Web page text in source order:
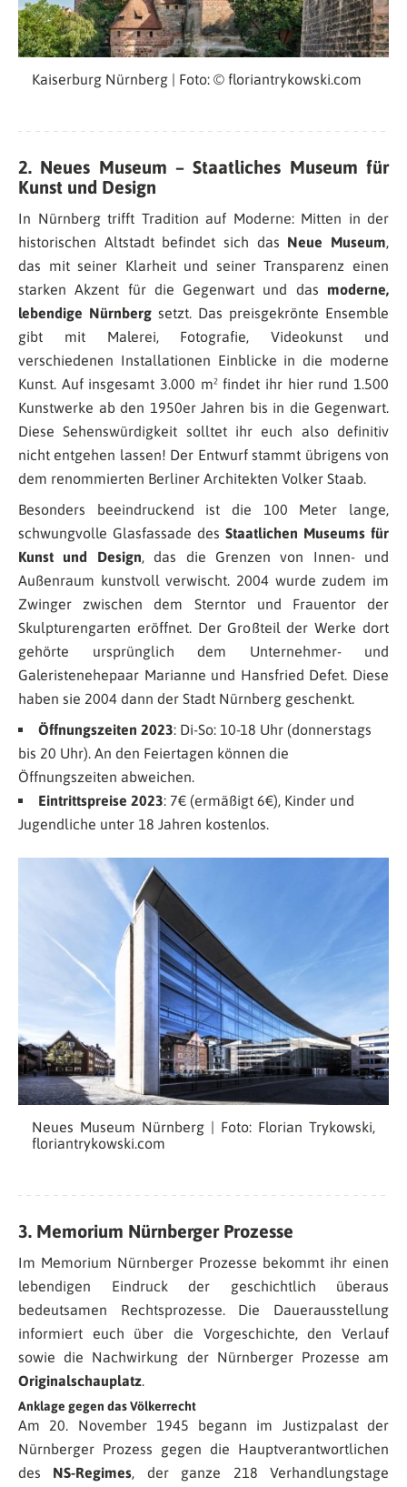
Kaiserburg Nürnberg | Foto: © floriantrykowski.com
2. Neues Museum – Staatliches Museum für
Kunst und Design
In Nürnberg trifft Tradition auf Moderne: Mitten in der
historischen Altstadt befindet sich das Neue Museum,
das mit seiner Klarheit und seiner Transparenz einen
starken Akzent für die Gegenwart und das moderne,
lebendige Nürnberg setzt. Das preisgekrönte Ensemble
gibt mit Malerei, Fotografie, Videokunst und
verschiedenen Installationen Einblicke in die moderne
Kunst. Auf insgesamt 3.000 m² findet ihr hier rund 1.500
Kunstwerke ab den 1950er Jahren bis in die Gegenwart.
Diese Sehenswürdigkeit solltet ihr euch also definitiv
nicht entgehen lassen! Der Entwurf stammt übrigens von
dem renommierten Berliner Architekten Volker Staab.
Besonders beeindruckend ist die 100 Meter lange,
schwungvolle Glasfassade des Staatlichen Museums für
Kunst und Design, das die Grenzen von Innen- und
Außenraum kunstvoll verwischt. 2004 wurde zudem im
Zwinger zwischen dem Sterntor und Frauentor der
Skulpturengarten eröffnet. Der Großteil der Werke dort
gehörte ursprünglich dem Unternehmer- und
Galeristenehepaar Marianne und Hansfried Defet. Diese
haben sie 2004 dann der Stadt Nürnberg geschenkt.
Öffnungszeiten 2023: Di-So: 10-18 Uhr (donnerstags
bis 20 Uhr). An den Feiertagen können die
Öffnungszeiten abweichen.
Eintrittspreise 2023: 7€ (ermäßigt 6€), Kinder und
Jugendliche unter 18 Jahren kostenlos.
Neues Museum Nürnberg | Foto: Florian Trykowski,
floriantrykowski.com
3. Memorium Nürnberger Prozesse
Im Memorium Nürnberger Prozesse bekommt ihr einen
lebendigen Eindruck der geschichtlich überaus
bedeutsamen Rechtsprozesse. Die Dauerausstellung
informiert euch über die Vorgeschichte, den Verlauf
sowie die Nachwirkung der Nürnberger Prozesse am
Originalschauplatz.
Anklage gegen das Völkerrecht
Am 20. November 1945 begann im Justizpalast der
Nürnberger Prozess gegen die Hauptverantwortlichen
des NS-Regimes, der ganze 218 Verhandlungstage